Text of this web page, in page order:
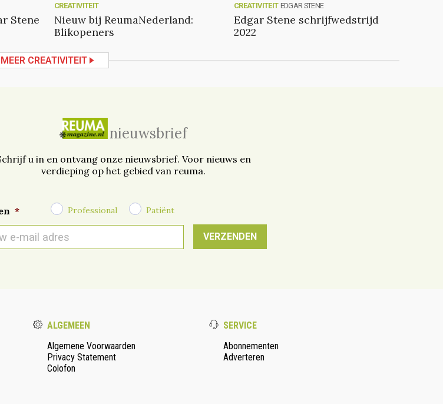
Stene
CREATIVITEIT
Nieuw bij ReumaNederland:
Blikopeners
CREATIVITEIT EDGAR STENE
Edgar Stene schrijfwedstrijd
2022
MEER CREATIVITEIT
nieuwsbrief
u in en ontvang onze nieuwsbrief. Voor nieuws en
verdieping op het gebied van reuma.
* Professional Patiënt
*
ALGEMEEN
Algemene Voorwaarden
Privacy Statement
Colofon
SERVICE
Abonnementen
Adverteren